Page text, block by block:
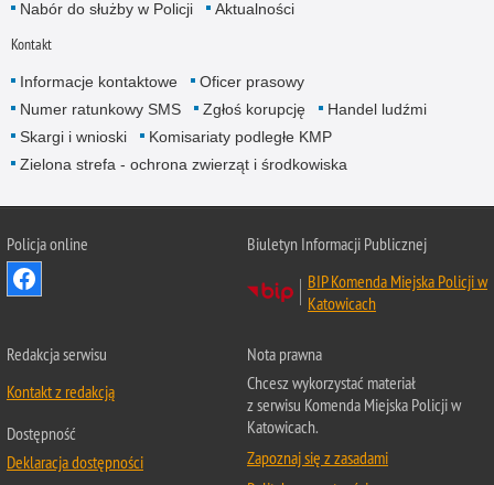
Nabór do służby w Policji Aktualności
Kontakt
Informacje kontaktowe
Oficer prasowy
Numer ratunkowy SMS
Zgłoś korupcję
Handel ludźmi
Skargi i wnioski
Komisariaty podległe KMP
Zielona strefa - ochrona zwierząt i środkowiska
Policja online
Biuletyn Informacji Publicznej
BIP Komenda Miejska Policji w
Katowicach
Redakcja serwisu
Kontakt z redakcją
Dostępność
Deklaracja dostępności
Nota prawna
Chcesz wykorzystać materiał
z serwisu Komenda Miejska Policji w
Katowicach.
Zapoznaj się z zasadami